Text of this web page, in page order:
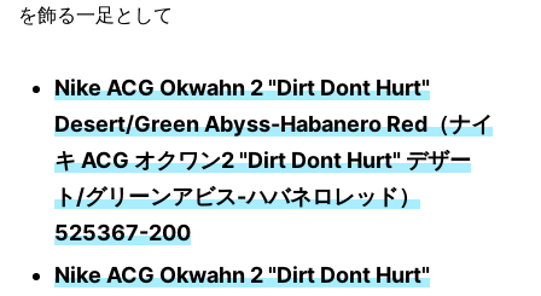
を飾る一足として
Nike ACG Okwahn 2 "Dirt Dont Hurt"
Desert/Green Abyss-Habanero Red（ナイ
キ ACG オクワン2 "Dirt Dont Hurt" デザー
ト/グリーンアビス-ハバネロレッド）
525367-200
Nike ACG Okwahn 2 "Dirt Dont Hurt"